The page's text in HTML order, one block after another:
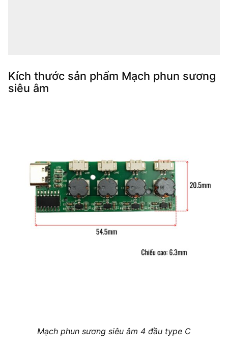
Kích thước sản phẩm Mạch phun sương
siêu âm
Mạch phun sương siêu âm 4 đầu type C